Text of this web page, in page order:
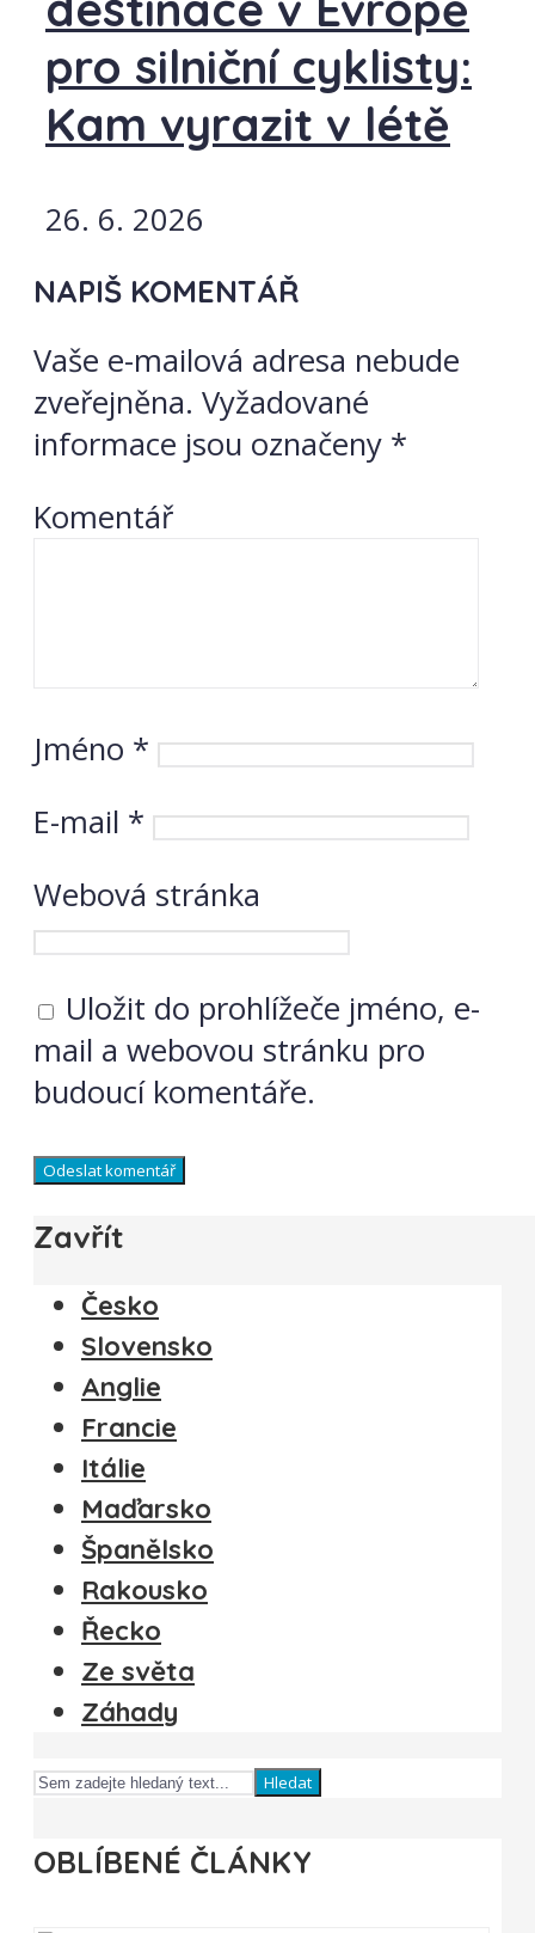
pro silniční cyklisty:
Kam vyrazit v létě
26. 6. 2026
NAPIŠ KOMENTÁŘ
Vaše e-mailová adresa nebude
zveřejněna. Vyžadované
informace jsou označeny *
Komentář
Jméno *
E-mail *
Webová stránka
Uložit do prohlížeče jméno, e-
mail a webovou stránku pro
budoucí komentáře.
Zavřít
Česko
Slovensko
Anglie
Francie
Itálie
Maďarsko
Španělsko
Rakousko
Řecko
Ze světa
Záhady
Hledat
OBLÍBENÉ ČLÁNKY